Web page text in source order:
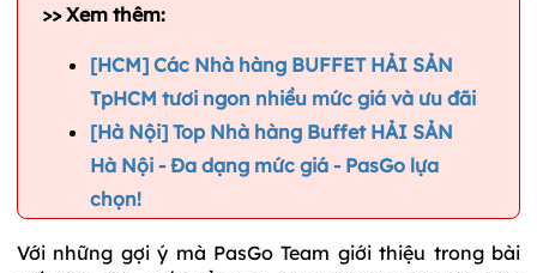
>> Xem thêm:
[HCM] Các Nhà hàng BUFFET HẢI SẢN
TpHCM tươi ngon nhiều mức giá và ưu đãi
[Hà Nội] Top Nhà hàng Buffet HẢI SẢN
Hà Nội - Đa dạng mức giá - PasGo lựa
chọn!
Với những gợi ý mà PasGo Team giới thiệu trong bài